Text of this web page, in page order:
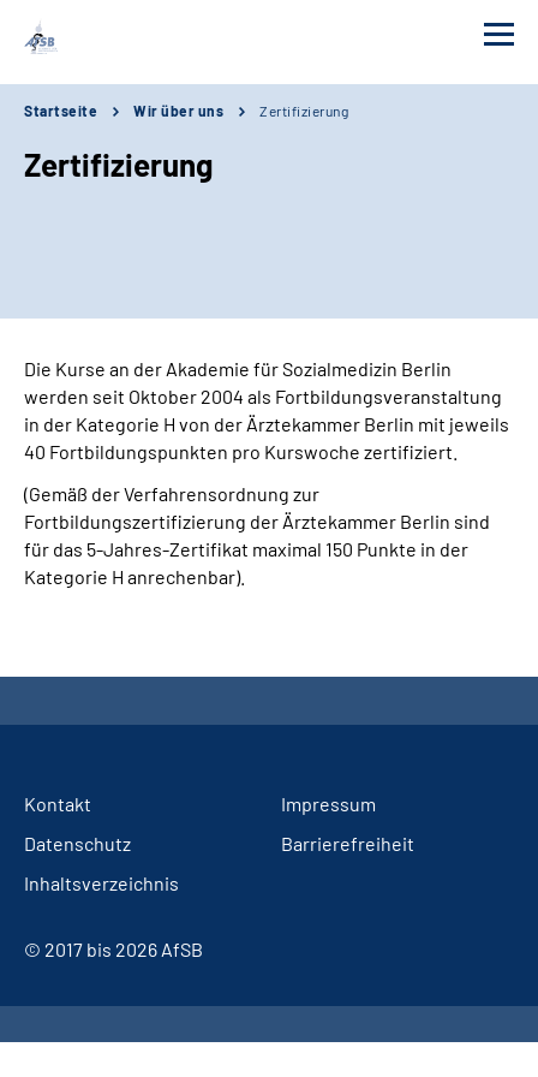
Aktuelles
Erweiterte Suche
Leichte Sprache
Startseite Wir über uns Zertifizierung
Zertifizierung
Die Kurse an der Akademie für Sozialmedizin Berlin
werden seit Oktober 2004 als Fortbildungsveranstaltung
in der Kategorie H von der Ärztekammer Berlin mit jeweils
40 Fortbildungspunkten pro Kurswoche zertifiziert.
(Gemäß der Verfahrensordnung zur
Fortbildungszertifizierung der Ärztekammer Berlin sind
für das 5-Jahres-Zertifikat maximal 150 Punkte in der
Kategorie H anrechenbar).
Kontakt
Impressum
Datenschutz
Barrierefreiheit
Inhaltsverzeichnis
© 2017 bis 2026 AfSB